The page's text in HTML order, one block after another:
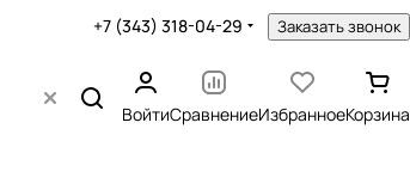
+7 (343) 318-04-29 Заказать звонок
ВойтиСравнениеИзбранноеКорзина